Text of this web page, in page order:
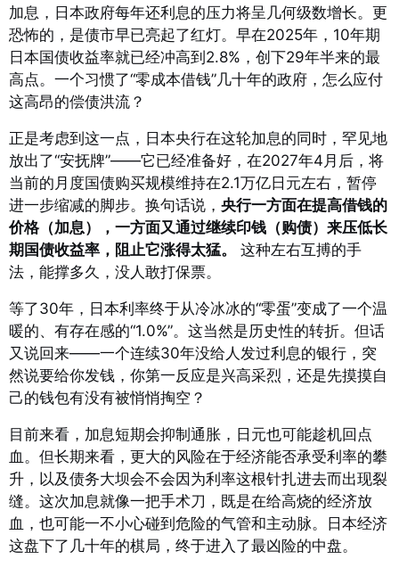
加息，日本政府每年还利息的压力将呈几何级数增长。更
恐怖的，是债市早已亮起了红灯。早在2025年，10年期
日本国债收益率就已经冲高到2.8%，创下29年半来的最
高点。一个习惯了“零成本借钱”几十年的政府，怎么应付
这高昂的偿债洪流？
正是考虑到这一点，日本央行在这轮加息的同时，罕见地
放出了“安抚牌”——它已经准备好，在2027年4月后，将
当前的月度国债购买规模维持在2.1万亿日元左右，暂停
进一步缩减的脚步。换句话说， 央行一方面在提高借钱的
价格（加息），一方面又通过继续印钱（购债）来压低长
期国债收益率，阻止它涨得太猛。
这种左右互搏的手
法，能撑多久，没人敢打保票。
等了30年，日本利率终于从冷冰冰的“零蛋”变成了一个温
暖的、有存在感的“1.0%”。这当然是历史性的转折。但话
又说回来——一个连续30年没给人发过利息的银行，突
然说要给你发钱，你第一反应是兴高采烈，还是先摸摸自
己的钱包有没有被悄悄掏空？
目前来看，加息短期会抑制通胀，日元也可能趁机回点
血。但长期来看，更大的风险在于经济能否承受利率的攀
升，以及债务大坝会不会因为利率这根针扎进去而出现裂
缝。这次加息就像一把手术刀，既是在给高烧的经济放
血，也可能一不小心碰到危险的气管和主动脉。日本经济
这盘下了几十年的棋局，终于进入了最凶险的中盘。